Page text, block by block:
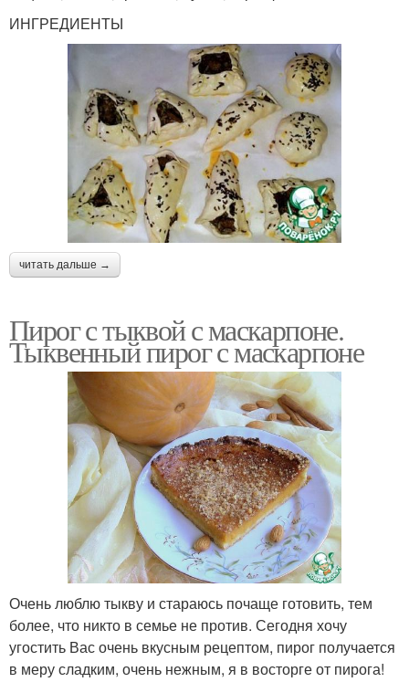
ИНГРЕДИЕНТЫ
читать дальше →
Пирог с тыквой с маскарпоне.
Тыквенный пирог с маскарпоне
Очень люблю тыкву и стараюсь почаще готовить, тем
более, что никто в семье не против. Сегодня хочу
угостить Вас очень вкусным рецептом, пирог получается
в меру сладким, очень нежным, я в восторге от пирога!